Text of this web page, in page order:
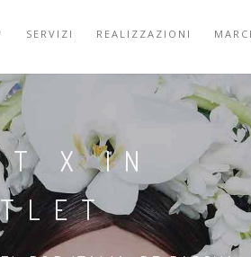
SERVIZI REALIZZAZIONI
X IN